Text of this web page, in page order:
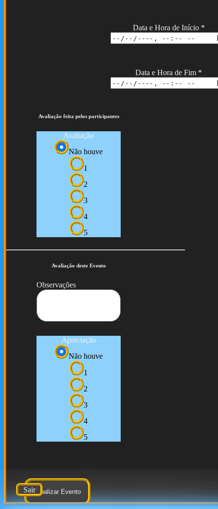
Data e Hora de Início *
Data e Hora de Fim *
Avaliação feita pelos participantes
Avaliação
Não houve
1
2
3
4
5
Avaliação deste Evento
Observações
Apreciação
Não houve
1
2
3
4
5
Atualizar Evento
Sair